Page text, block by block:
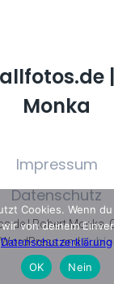
Monka
Impressum
Datenschutz
| Robert Monka.
WordPress andKubio
Cookies. Wenn
von deinem
Datenschutzerklärung
OK
Nein